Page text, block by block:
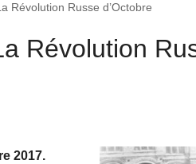
Révolution Russe d’Octobre
Révolution
2017.